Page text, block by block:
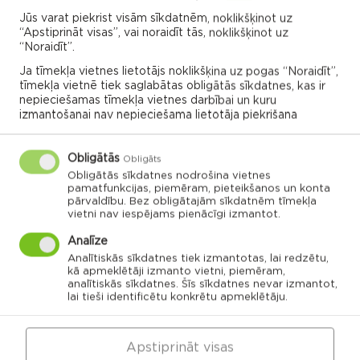
Nūjošanas nodarbības Bekšos
Sports
Ozolaine parish
12:00
04.01.2024
Vairāk
ALL EVENTS
Jūs varat piekrist visām sīkdatnēm, noklikšķinot uz
“Apstiprināt visas”, vai noraidīt tās, noklikšķinot uz
“Noraidīt”.
Ja tīmekļa vietnes lietotājs noklikšķina uz pogas “Noraidīt”,
tīmekļa vietnē tiek saglabātas obligātās sīkdatnes, kas ir
nepieciešamas tīmekļa vietnes darbībai un kuru
izmantošanai nav nepieciešama lietotāja piekrišana
Obligātās Obligāts
Obligātās sīkdatnes nodrošina vietnes
pamatfunkcijas, piemēram, pieteikšanos un konta
pārvaldību. Bez obligātajām sīkdatnēm tīmekļa
vietni nav iespējams pienācīgi izmantot.
Analīze
Analītiskās sīkdatnes tiek izmantotas, lai redzētu,
kā apmeklētāji izmanto vietni, piemēram,
analītiskās sīkdatnes. Šīs sīkdatnes nevar izmantot,
lai tieši identificētu konkrētu apmeklētāju.
Apstiprināt visas